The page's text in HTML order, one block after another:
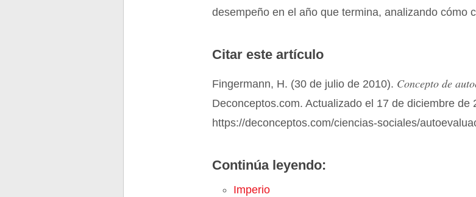
desempeño en el año que termina, analizando cómo
Citar este artículo
Fingermann, H. (30 de julio de 2010). Concepto de
Deconceptos.com. Actualizado el 17 de diciembre de
https://deconceptos.com/ciencias-sociales/
Continúa leyendo:
Imperio